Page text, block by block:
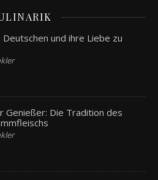
Deutschen und ihre Liebe zu
Genießer: Die Tradition des